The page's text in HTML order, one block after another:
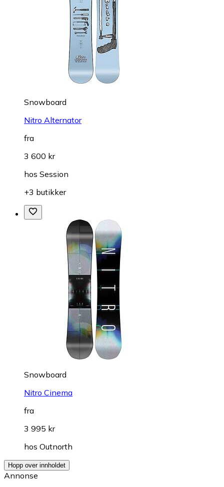
Snowboard
Nitro Alternator
fra
3 600 kr
hos Session
+3 butikker
Snowboard
Nitro Cinema
fra
3 995 kr
hos Outnorth
Hopp over innholdet
Annonse